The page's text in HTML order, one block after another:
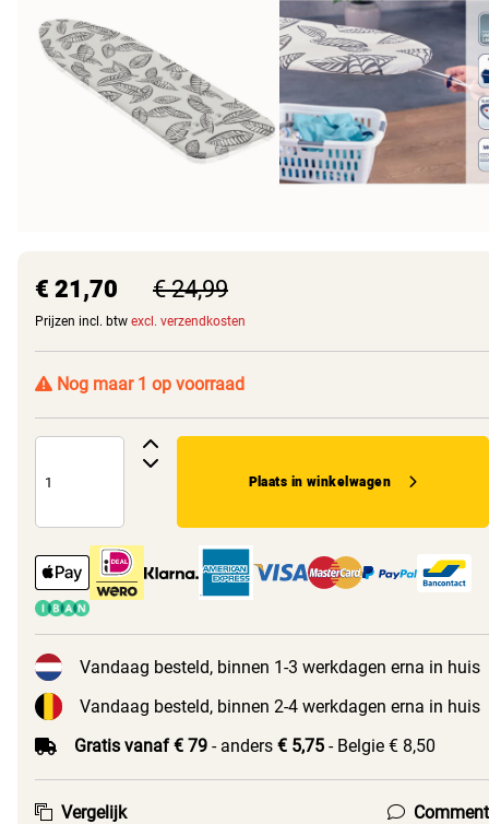
€ 21,70 € 24,99
Prijzen incl. btw excl. verzendkosten
Nog maar 1 op voorraad
Plaats in winkelwagen
Vandaag besteld, binnen 1-3 werkdagen erna in huis
Vandaag besteld, binnen 2-4 werkdagen erna in huis
Gratis vanaf € 79 - anders € 5,75 - Belgie € 8,50
Vergelijk Comment